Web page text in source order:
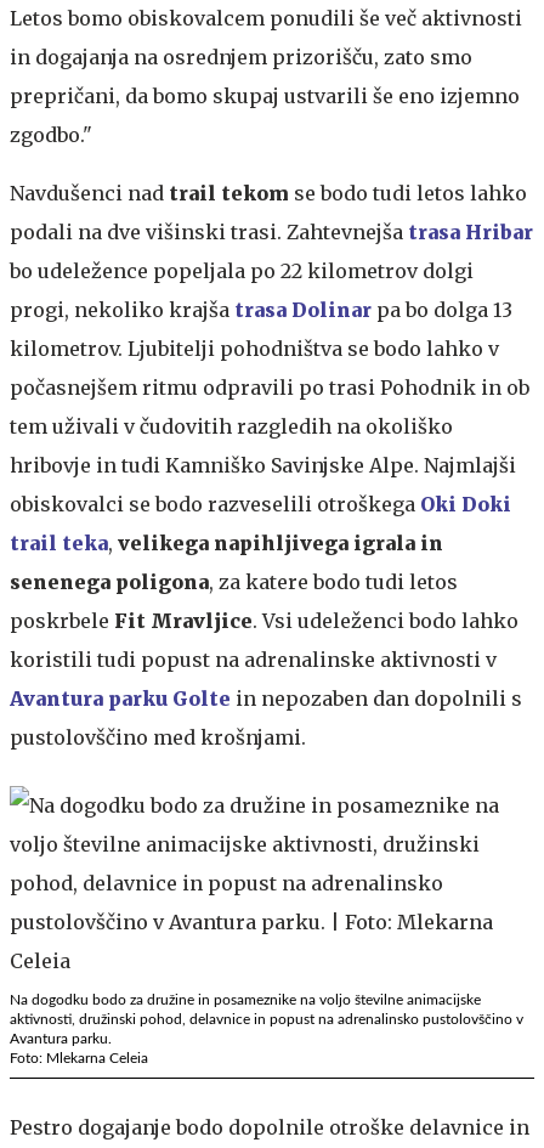
Letos bomo obiskovalcem ponudili še več aktivnosti
in dogajanja na osrednjem prizorišču, zato smo
prepričani, da bomo skupaj ustvarili še eno izjemno
zgodbo."
Navdušenci nad trail tekom se bodo tudi letos lahko
podali na dve višinski trasi. Zahtevnejša trasa Hribar
bo udeležence popeljala po 22 kilometrov dolgi
progi, nekoliko krajša trasa Dolinar pa bo dolga 13
kilometrov. Ljubitelji pohodništva se bodo lahko v
počasnejšem ritmu odpravili po trasi Pohodnik in ob
tem uživali v čudovitih razgledih na okoliško
hribovje in tudi Kamniško Savinjske Alpe. Najmlajši
obiskovalci se bodo razveselili otroškega Oki Doki
trail teka, velikega napihljivega igrala in
senenega poligona, za katere bodo tudi letos
poskrbele Fit Mravljice. Vsi udeleženci bodo lahko
koristili tudi popust na adrenalinske aktivnosti v
Avantura parku Golte in nepozaben dan dopolnili s
pustolovščino med krošnjami.
Na dogodku bodo za družine in posameznike na voljo številne animacijske
aktivnosti, družinski pohod, delavnice in popust na adrenalinsko pustolovščino v
Avantura parku.
Foto: Mlekarna Celeia
Pestro dogajanje bodo dopolnile otroške delavnice in